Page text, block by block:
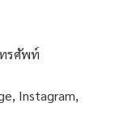
รศัพท์
Instagram,